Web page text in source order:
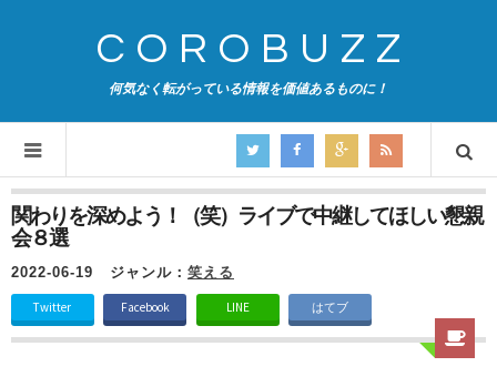
COROBUZZ
何気なく転がっている情報を価値あるものに！
関わりを深めよう！（笑）ライブで中継してほしい懇親
会８選
2022-06-19 ジャンル： 笑える
Twitter Facebook LINE はてブ